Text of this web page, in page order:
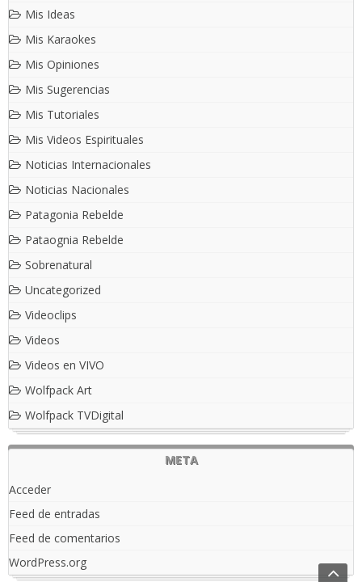
Mis Ideas
Mis Karaokes
Mis Opiniones
Mis Sugerencias
Mis Tutoriales
Mis Videos Espirituales
Noticias Internacionales
Noticias Nacionales
Patagonia Rebelde
Pataognia Rebelde
Sobrenatural
Uncategorized
Videoclips
Videos
Videos en VIVO
Wolfpack Art
Wolfpack TVDigital
META
Acceder
Feed de entradas
Feed de comentarios
WordPress.org